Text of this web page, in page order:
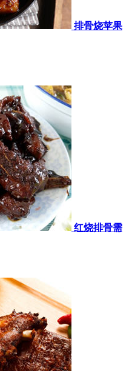
排骨烧苹果
红烧排骨需